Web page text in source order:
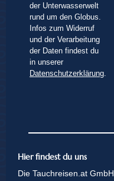
der Unterwasserwelt
rund um den Globus.
Infos zum Widerruf
und der Verarbeitung
der Daten findest du
in unserer
Datenschutzerklärung.
Hier findest du uns
Die Tauchreisen.at GmbH